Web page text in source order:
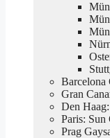
Barcelona
Gran
Den
Paris: Sun
Prag